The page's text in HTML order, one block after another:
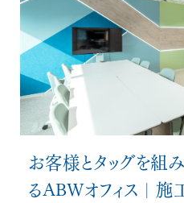
お客様とタッグを組
るABWオフィス｜施